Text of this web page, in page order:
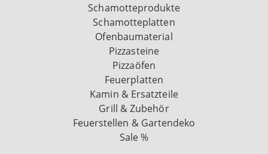
Schamotteprodukte
Schamotteplatten
Ofenbaumaterial
Pizzasteine
Pizzaöfen
Feuerplatten
Kamin & Ersatzteile
Grill & Zubehör
Feuerstellen & Gartendeko
Sale %